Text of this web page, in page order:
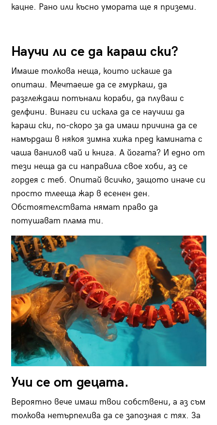
кацне. Рано или късно умората ще я приземи.
Научи ли се да караш ски?
Имаше толкова неща, които искаше да
опиташ. Мечтаеше да се гмуркаш, да
разглеждаш потънали кораби, да плуваш с
делфини. Винаги си искала да се научиш да
караш ски, по-скоро за да имаш причина да се
намърдаш в някоя зимна хижа пред камината с
чаша ванилов чай и книга. А йогата? И едно от
тези неща да си направила свое хоби, аз се
гордея с теб. Опитай всичко, защото иначе си
просто тлееща жар в есенен ден.
Обстоятелствата нямат право да
потушават плама ти.
Учи се от децата.
Вероятно вече имаш твои собствени, а аз съм
толкова нетърпелива да се запозная с тях. За